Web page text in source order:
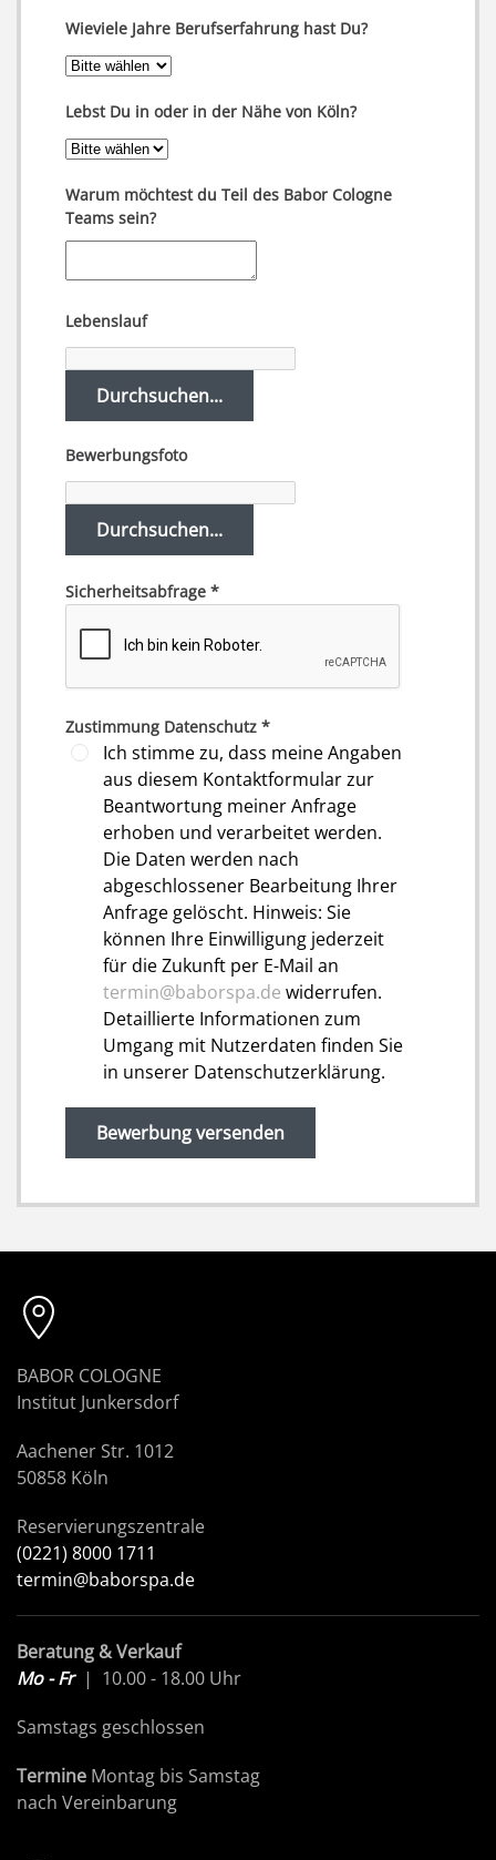
Wieviele Jahre Berufserfahrung hast Du?
Lebst Du in oder in der Nähe von Köln?
Warum möchtest du Teil des Babor Cologne
Teams sein?
Lebenslauf
Durchsuchen...
Bewerbungsfoto
Durchsuchen...
Sicherheitsabfrage *
Zustimmung Datenschutz *
Ich stimme zu, dass meine Angaben
aus diesem Kontaktformular zur
Beantwortung meiner Anfrage
erhoben und verarbeitet werden.
Die Daten werden nach
abgeschlossener Bearbeitung Ihrer
Anfrage gelöscht. Hinweis: Sie
können Ihre Einwilligung jederzeit
für die Zukunft per E-Mail an
termin@baborspa.de widerrufen.
Detaillierte Informationen zum
Umgang mit Nutzerdaten finden Sie
in unserer Datenschutzerklärung.
Bewerbung versenden
BABOR COLOGNE
Institut Junkersdorf
Aachener Str. 1012
50858 Köln
Reservierungszentrale
(0221) 8000 1711
termin@baborspa.de
Beratung & Verkauf
Mo - Fr| 10.00 - 18.00 Uhr
Samstags geschlossen
Termine Montag bis Samstag
nach Vereinbarung